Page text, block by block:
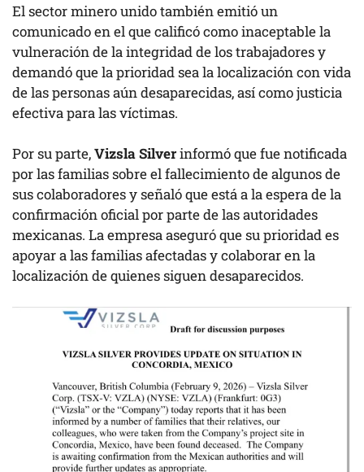
El sector minero unido también emitió un
comunicado en el que calificó como inaceptable la
vulneración de la integridad de los trabajadores y
demandó que la prioridad sea la localización con vida
de las personas aún desaparecidas, así como justicia
efectiva para las víctimas.
Por su parte,Vizsla Silverinformó que fue notificada
por las familias sobre el fallecimiento de algunos de
sus colaboradores y señaló que está a la espera de la
confirmación oficial por parte de las autoridades
mexicanas. La empresa aseguró que su prioridad es
apoyar a las familias afectadas y colaborar en la
localización de quienes siguen desaparecidos.